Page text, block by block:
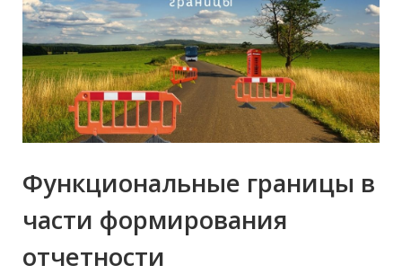
Функциональные границы в
части формирования
отчетности